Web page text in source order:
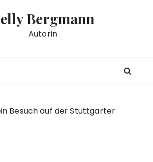
Bergmann
Autorin
Besuch auf der Stuttgarter